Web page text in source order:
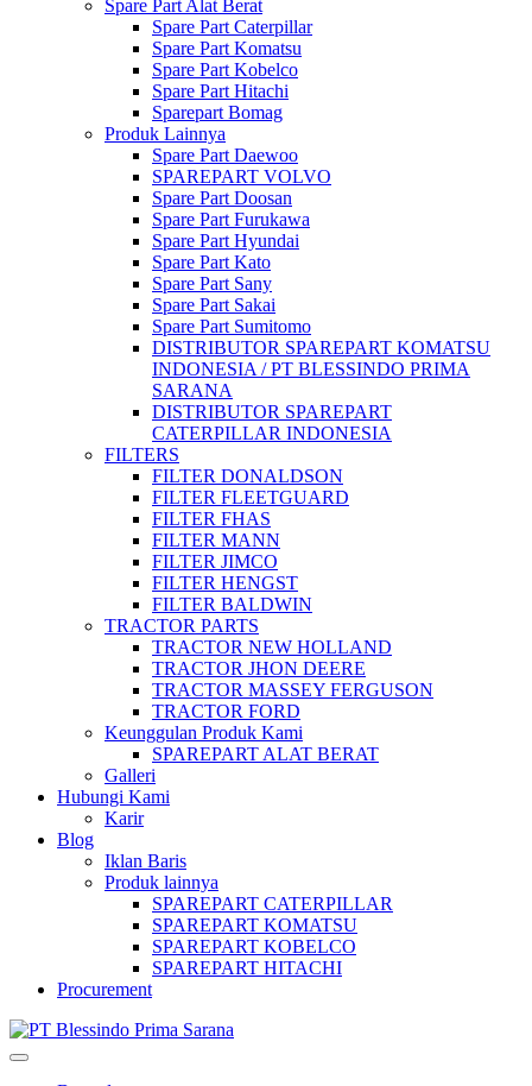
Spare Part Alat Berat
Spare Part Caterpillar
Spare Part Komatsu
Spare Part Kobelco
Spare Part Hitachi
Sparepart Bomag
Produk Lainnya
Spare Part Daewoo
SPAREPART VOLVO
Spare Part Doosan
Spare Part Furukawa
Spare Part Hyundai
Spare Part Kato
Spare Part Sany
Spare Part Sakai
Spare Part Sumitomo
DISTRIBUTOR SPAREPART KOMATSU
INDONESIA / PT BLESSINDO PRIMA
SARANA
DISTRIBUTOR SPAREPART
CATERPILLAR INDONESIA
FILTERS
FILTER DONALDSON
FILTER FLEETGUARD
FILTER FHAS
FILTER MANN
FILTER JIMCO
FILTER HENGST
FILTER BALDWIN
TRACTOR PARTS
TRACTOR NEW HOLLAND
TRACTOR JHON DEERE
TRACTOR MASSEY FERGUSON
TRACTOR FORD
Keunggulan Produk Kami
SPAREPART ALAT BERAT
Galleri
Hubungi Kami
Karir
Blog
Iklan Baris
Produk lainnya
SPAREPART CATERPILLAR
SPAREPART KOMATSU
SPAREPART KOBELCO
SPAREPART HITACHI
Procurement